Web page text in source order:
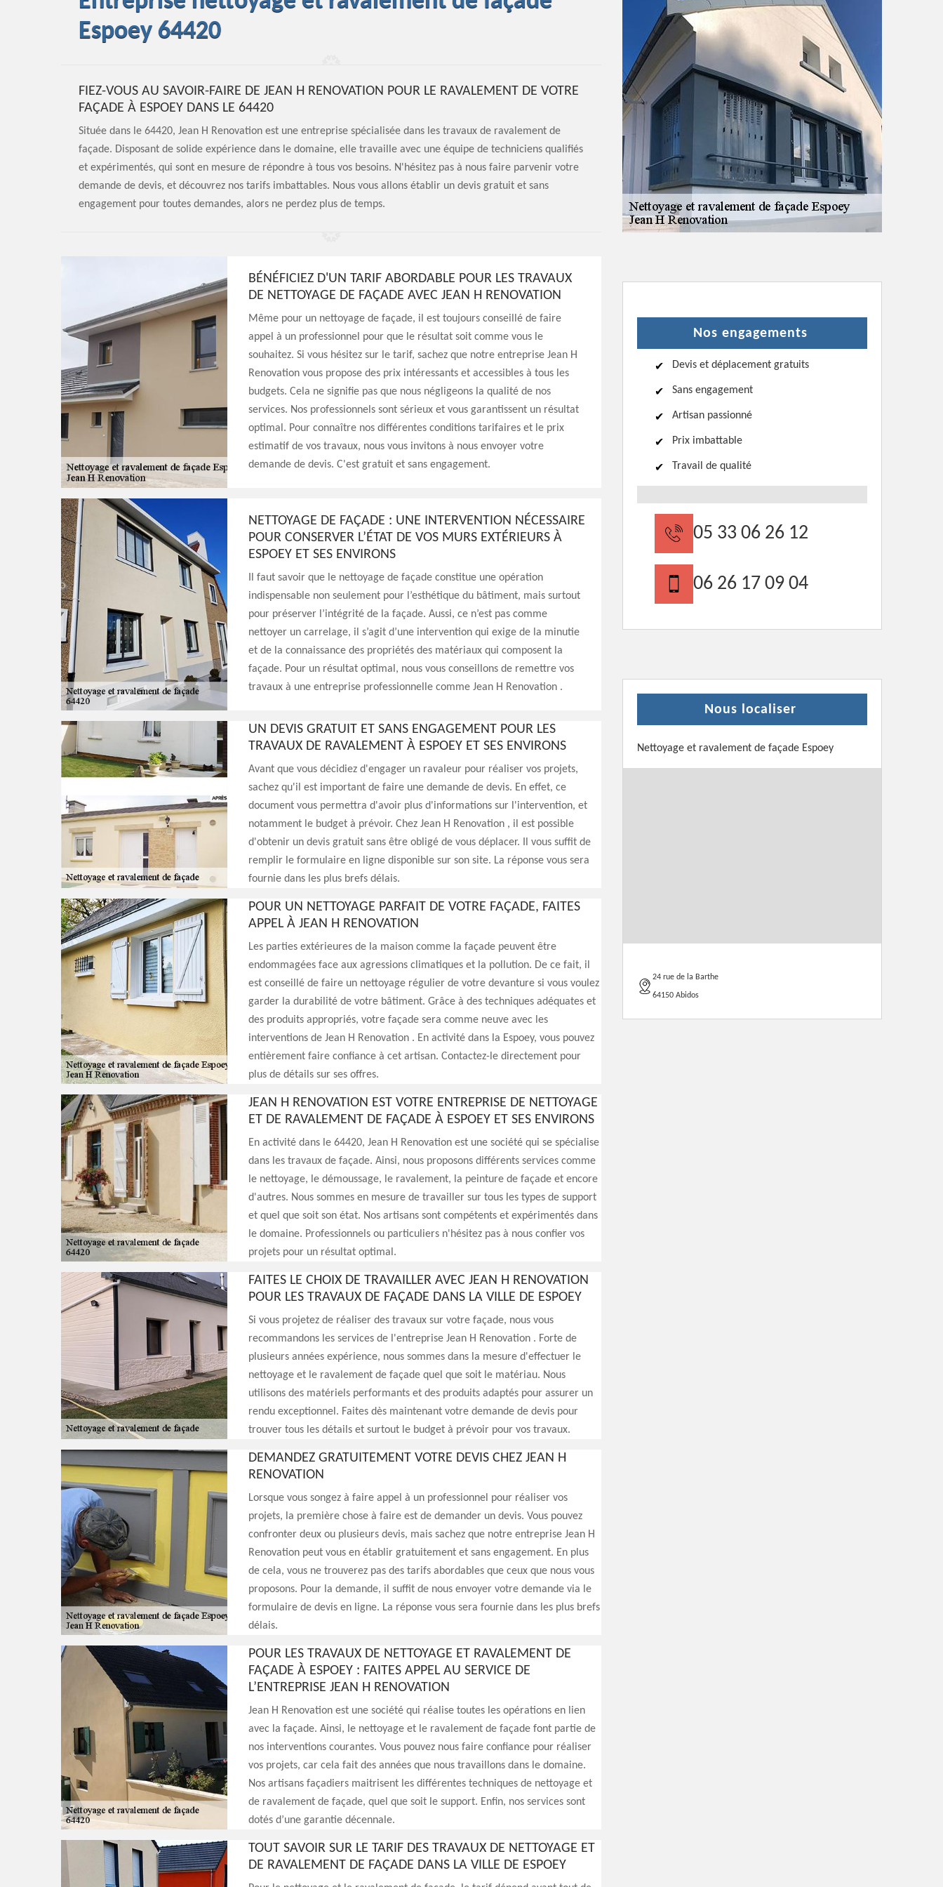
Espoey 64420
FIEZ-VOUS AU SAVOIR-FAIRE DE JEAN H RENOVATION POUR LE RAVALEMENT DE VOTRE
FAÇADE À ESPOEY DANS LE 64420
Située dans le 64420, Jean H Renovation est une entreprise spécialisée dans les travaux de ravalement de
façade. Disposant de solide expérience dans le domaine, elle travaille avec une équipe de techniciens qualifiés
et expérimentés, qui sont en mesure de répondre à tous vos besoins. N'hésitez pas à nous faire parvenir votre
demande de devis, et découvrez nos tarifs imbattables. Nous vous allons établir un devis gratuit et sans
engagement pour toutes demandes, alors ne perdez plus de temps.
BÉNÉFICIEZ D'UN TARIF ABORDABLE POUR LES TRAVAUX
DE NETTOYAGE DE FAÇADE AVEC JEAN H RENOVATION
Même pour un nettoyage de façade, il est toujours conseillé de faire
appel à un professionnel pour que le résultat soit comme vous le
souhaitez. Si vous hésitez sur le tarif, sachez que notre entreprise Jean H
Renovation vous propose des prix intéressants et accessibles à tous les
budgets. Cela ne signifie pas que nous négligeons la qualité de nos
services. Nos professionnels sont sérieux et vous garantissent un résultat
optimal. Pour connaître nos différentes conditions tarifaires et le prix
estimatif de vos travaux, nous vous invitons à nous envoyer votre
demande de devis. C'est gratuit et sans engagement.
NETTOYAGE DE FAÇADE : UNE INTERVENTION NÉCESSAIRE
POUR CONSERVER L’ÉTAT DE VOS MURS EXTÉRIEURS À
ESPOEY ET SES ENVIRONS
Il faut savoir que le nettoyage de façade constitue une opération
indispensable non seulement pour l’esthétique du bâtiment, mais surtout
pour préserver l’intégrité de la façade. Aussi, ce n’est pas comme
nettoyer un carrelage, il s’agit d’une intervention qui exige de la minutie
et de la connaissance des propriétés des matériaux qui composent la
façade. Pour un résultat optimal, nous vous conseillons de remettre vos
travaux à une entreprise professionnelle comme Jean H Renovation .
UN DEVIS GRATUIT ET SANS ENGAGEMENT POUR LES
TRAVAUX DE RAVALEMENT À ESPOEY ET SES ENVIRONS
Avant que vous décidiez d'engager un ravaleur pour réaliser vos projets,
sachez qu'il est important de faire une demande de devis. En effet, ce
document vous permettra d'avoir plus d'informations sur l'intervention, et
notamment le budget à prévoir. Chez Jean H Renovation , il est possible
d'obtenir un devis gratuit sans être obligé de vous déplacer. Il vous suffit de
remplir le formulaire en ligne disponible sur son site. La réponse vous sera
fournie dans les plus brefs délais.
POUR UN NETTOYAGE PARFAIT DE VOTRE FAÇADE, FAITES
APPEL À JEAN H RENOVATION
Les parties extérieures de la maison comme la façade peuvent être
endommagées face aux agressions climatiques et la pollution. De ce fait, il
est conseillé de faire un nettoyage régulier de votre devanture si vous voulez
garder la durabilité de votre bâtiment. Grâce à des techniques adéquates et
des produits appropriés, votre façade sera comme neuve avec les
interventions de Jean H Renovation . En activité dans la Espoey, vous pouvez
entièrement faire confiance à cet artisan. Contactez-le directement pour
plus de détails sur ses offres.
JEAN H RENOVATION EST VOTRE ENTREPRISE DE NETTOYAGE
ET DE RAVALEMENT DE FAÇADE À ESPOEY ET SES ENVIRONS
En activité dans le 64420, Jean H Renovation est une société qui se spécialise
dans les travaux de façade. Ainsi, nous proposons différents services comme
le nettoyage, le démoussage, le ravalement, la peinture de façade et encore
d'autres. Nous sommes en mesure de travailler sur tous les types de support
et quel que soit son état. Nos artisans sont compétents et expérimentés dans
le domaine. Professionnels ou particuliers n'hésitez pas à nous confier vos
projets pour un résultat optimal.
FAITES LE CHOIX DE TRAVAILLER AVEC JEAN H RENOVATION
POUR LES TRAVAUX DE FAÇADE DANS LA VILLE DE ESPOEY
Si vous projetez de réaliser des travaux sur votre façade, nous vous
recommandons les services de l'entreprise Jean H Renovation . Forte de
plusieurs années expérience, nous sommes dans la mesure d'effectuer le
nettoyage et le ravalement de façade quel que soit le matériau. Nous
utilisons des matériels performants et des produits adaptés pour assurer un
rendu exceptionnel. Faites dès maintenant votre demande de devis pour
trouver tous les détails et surtout le budget à prévoir pour vos travaux.
DEMANDEZ GRATUITEMENT VOTRE DEVIS CHEZ JEAN H
RENOVATION
Lorsque vous songez à faire appel à un professionnel pour réaliser vos
projets, la première chose à faire est de demander un devis. Vous pouvez
confronter deux ou plusieurs devis, mais sachez que notre entreprise Jean H
Renovation peut vous en établir gratuitement et sans engagement. En plus
de cela, vous ne trouverez pas des tarifs abordables que ceux que nous vous
proposons. Pour la demande, il suffit de nous envoyer votre demande via le
formulaire de devis en ligne. La réponse vous sera fournie dans les plus brefs
délais.
POUR LES TRAVAUX DE NETTOYAGE ET RAVALEMENT DE
FAÇADE À ESPOEY : FAITES APPEL AU SERVICE DE
L’ENTREPRISE JEAN H RENOVATION
Jean H Renovation est une société qui réalise toutes les opérations en lien
avec la façade. Ainsi, le nettoyage et le ravalement de façade font partie de
nos interventions courantes. Vous pouvez nous faire confiance pour réaliser
vos projets, car cela fait des années que nous travaillons dans le domaine.
Nos artisans façadiers maitrisent les différentes techniques de nettoyage et
de ravalement de façade, quel que soit le support. Enfin, nos services sont
dotés d’une garantie décennale.
TOUT SAVOIR SUR LE TARIF DES TRAVAUX DE NETTOYAGE ET
DE RAVALEMENT DE FAÇADE DANS LA VILLE DE ESPOEY
Nos engagements
Devis et déplacement gratuits
Sans engagement
Artisan passionné
Prix imbattable
Travail de qualité
05 33 06 26 12
06 26 17 09 04
Nous localiser
Nettoyage et ravalement de façade Espoey
24 rue de la Barthe
64150 Abidos